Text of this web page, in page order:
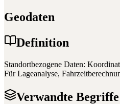
Geodaten
Definition
Standortbezogene Daten:
Für Lageanalyse,
Verwandte Begriffe